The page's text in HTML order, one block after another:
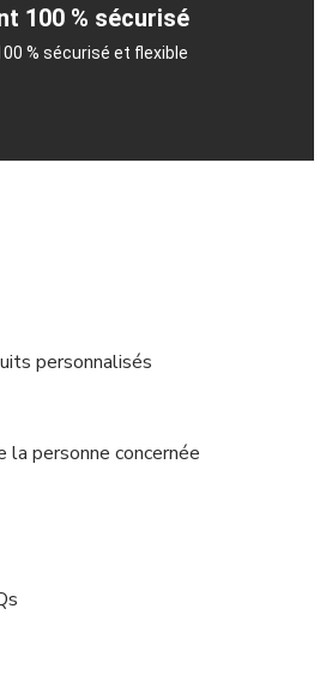
100 % sécurisé
% sécurisé et flexible
personnalisés
la personne concernée